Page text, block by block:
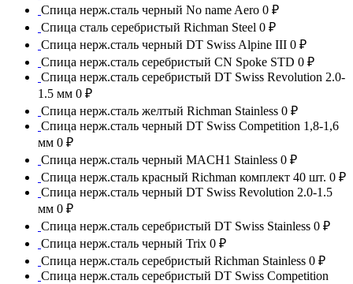
Спица нерж.сталь черный No name Aero 0 ₽
Спица сталь серебристый Richman Steel 0 ₽
Спица нерж.сталь черный DT Swiss Alpine III 0 ₽
Спица нерж.сталь серебристый CN Spoke STD 0 ₽
Спица нерж.сталь серебристый DT Swiss Revolution 2.0-
1.5 мм 0 ₽
Спица нерж.сталь желтый Richman Stainless 0 ₽
Спица нерж.сталь черный DT Swiss Competition 1,8-1,6
мм 0 ₽
Спица нерж.сталь черный MACH1 Stainless 0 ₽
Спица нерж.сталь красный Richman комплект 40 шт. 0 ₽
Спица нерж.сталь черный DT Swiss Revolution 2.0-1.5
мм 0 ₽
Спица нерж.сталь серебристый DT Swiss Stainless 0 ₽
Спица нерж.сталь черный Trix 0 ₽
Спица нерж.сталь серебристый Richman Stainless 0 ₽
Спица нерж.сталь серебристый DT Swiss Competition